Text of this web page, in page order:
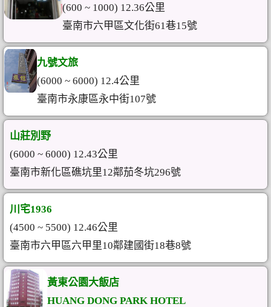
(600 ~ 1000) 12.36公里
臺南市六甲區文化街61巷15號
九號文旅
(6000 ~ 6000) 12.4公里
臺南市永康區永中街107號
山莊別野
(6000 ~ 6000) 12.43公里
臺南市新化區礁坑里12鄰茄冬坑296號
川宅1936
(4500 ~ 5500) 12.46公里
臺南市六甲區六甲里10鄰建國街18巷8號
黃東公園大飯店
HUANG DONG PARK HOTEL